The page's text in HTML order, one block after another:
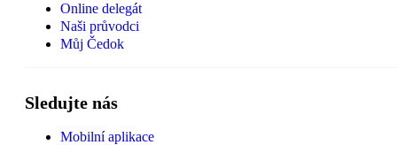
Online delegát
Naši průvodci
Můj Čedok
Sledujte nás
Mobilní aplikace